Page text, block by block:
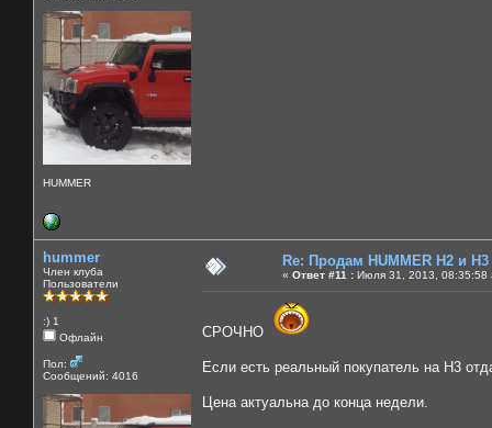
HUMMER
hummer
Член клуба
Пользователи
:) 1
Офлайн
Пол:
Сообщений: 4016
Re: Продам HUMMER H2 и H3
« Ответ #11 : Июля 31, 2013, 08:35:58
СРОЧНО
Если есть реальный покупатель на H3
Цена актуальна до конца недели.